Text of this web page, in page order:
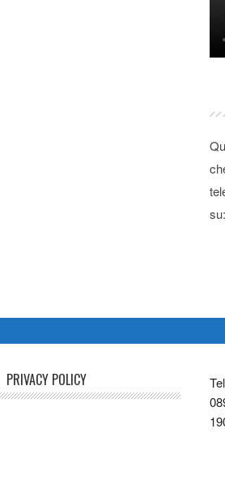
su:
PRIVACY POLICY